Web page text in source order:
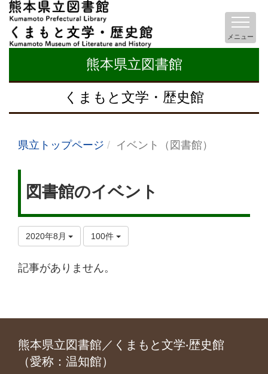
熊本県立図書館
くまもと文学・歴史館
メニュー
県立トップページ イベント（図書館）
図書館のイベント
2020年8月 100件
記事がありません。
熊本県立図書館／くまもと文学‧歴史館
（愛称：温知館）